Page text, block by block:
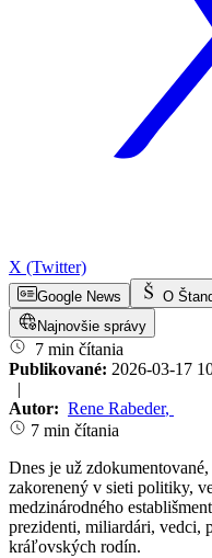
X (Twitter)
Google News O
Najnovšie správy
7 min čítania
Publikované: 2026-03-17
|
Autor: Rene Rabeder,
7 min čítania
Dnes je už
zakorenený v sieti politiky,
medzinárodného
prezidenti, miliardári, vedci,
kráľovských rodín.